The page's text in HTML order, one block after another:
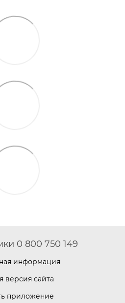
0 800 750 149
информация
версия сайта
приложение